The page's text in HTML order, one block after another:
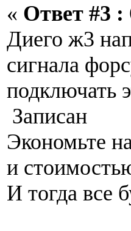
« Ответ #3 :
Диего ж3
сигнала
подключать
Записан
Экономьте
и
И тогда все